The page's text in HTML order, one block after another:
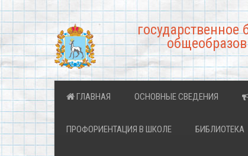
ГЛАВНАЯ ОСНОВНЫЕ СВЕДЕНИЯ
ПРОФОРИЕНТАЦИЯ В ШКОЛЕ БИБЛИОТЕКА